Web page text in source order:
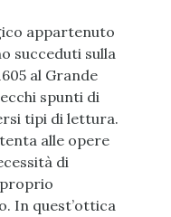
appartenuto
succeduti sulla
al Grande
spunti di
tipi di lettura.
alle opere
di
In quest’ottica